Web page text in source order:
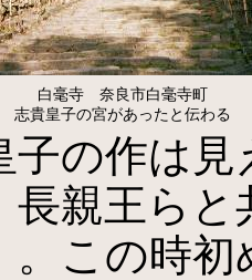
白毫寺 奈良市白毫寺町
志貴皇子の宮があったと伝わる
子の作は見
長親王ら
。この時初